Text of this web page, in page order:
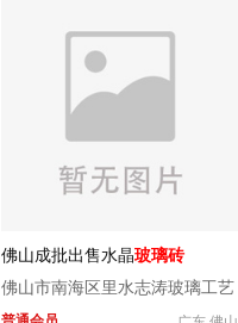
佛山成批出售水晶玻璃砖
佛山市南海区里水志涛玻璃工艺